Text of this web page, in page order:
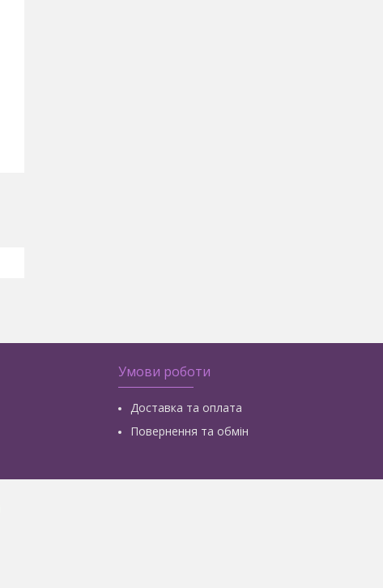
Умови роботи
Доставка та оплата
Повернення та обмін